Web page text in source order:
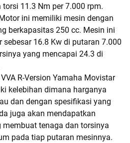
torsi 11.3 Nm per 7.000 rpm.
ini memiliki mesin dengan
berkapasitas 250 cc. Mesin ini
sebesar 16.8 Kw di putaran 7.000
yang mencapai 24.3 di
R-Version Yamaha Movistar
kelebihan dimana harganya
dan dengan spesifikasi yang
juga akan mendapatkan
membuat tenaga dan torsinya
pada tiap putaran mesinnya.